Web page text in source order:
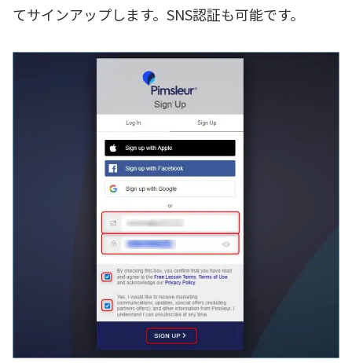
てサインアップします。SNS認証も可能です。